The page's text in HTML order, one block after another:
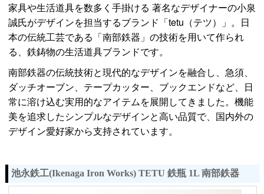
家具や生活道具を数多く手掛ける 著名なデザイナーの小泉
誠氏がデザインを担当するブランド「tetu（テツ）」。日
本の伝統工芸である「南部鉄器」の技術を用いて作られ
る、鉄鋳物の生活道具ブランドです。
南部鉄器の伝統技術と現代的なデザインを融合し、急須、
ダッチオーブン、テープカッター、ブックエンドなど、日
常に溶け込む実用的なアイテムを展開してきました。機能
美を追求したシンプルなデザインと高い品質で、国内外の
デザイン愛好家から支持されています。
池永鉄工(Ikenaga Iron Works) TETU 鉄瓶 1L 南部鉄器